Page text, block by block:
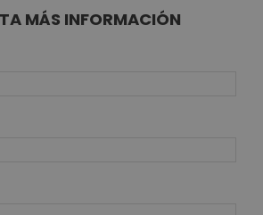
MÁS INFORMACIÓN